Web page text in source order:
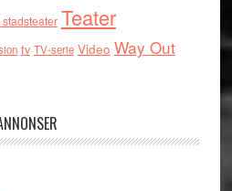
Teater
tv TV-serie Video Way Out